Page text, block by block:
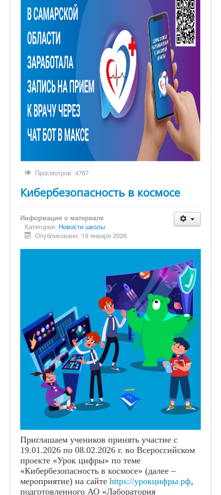
Просмотров: 4767
Кибербезопасность в космосе
Информация о материале
Категория: Новости школы
Опубликовано: 19 января 2026
Приглашаем учеников принять участие с
19.01.2026 по 08.02.2026 г. во Всероссийском
проекте «Урок цифры» по теме
«Кибербезопасность в космосе» (далее –
мероприятие) на сайте https://урокцифры.рф,
подготовленного АО «Лаборатория